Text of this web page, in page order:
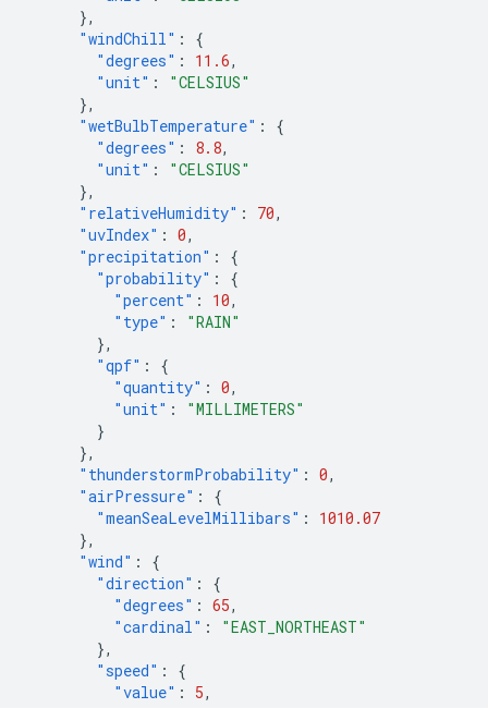
},
"windChill" :
{
"degrees" : 11.6,
"unit" :
"CELSIUS"
},
"wetBulbTemperature" :
{
"degrees" : 8.8,
"unit" :
"CELSIUS"
},
"relativeHumidity" : 70,
"uvIndex" : 0,
"precipitation" :
{
"probability" :
{
"percent" : 10,
"type" :
"RAIN"
},
"qpf" :
{
"quantity" : 0,
"unit" :
"MILLIMETERS"
}
},
"thunderstormProbability" : 0,
"airPressure" :
{
"meanSeaLevelMillibars" :
1010.07
},
"wind" :
{
"direction" :
{
"degrees" : 65,
"cardinal" :
"EAST_NORTHEAST"
},
"speed" :
{
"value" : 5,